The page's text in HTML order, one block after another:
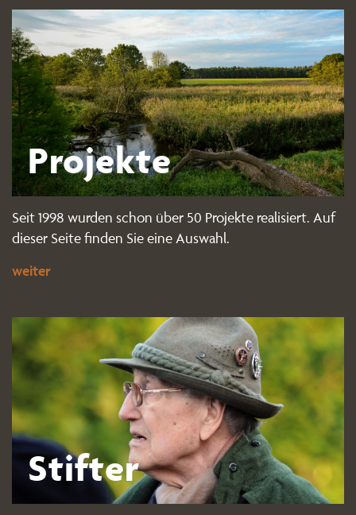
Projekte
Seit 1998 wurden schon über 50 Projekte realisiert. Auf
dieser Seite finden Sie eine Auswahl.
weiter
Stifter